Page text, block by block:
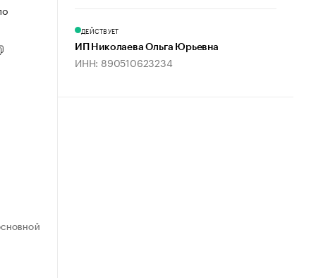
ДЕЙСТВУЕТ
ИП Николаева Ольга Юрьевна
ИНН: 890510623234